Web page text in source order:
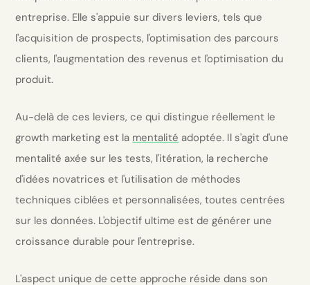
entreprise. Elle s'appuie sur divers leviers, tels que
l'acquisition de prospects, l'optimisation des parcours
clients, l'augmentation des revenus et l'optimisation du
produit.
Au-delà de ces leviers, ce qui distingue réellement le
growth marketing est la mentalité adoptée. Il s'agit d'une
mentalité axée sur les tests, l'itération, la recherche
d'idées novatrices et l'utilisation de méthodes
techniques ciblées et personnalisées, toutes centrées
sur les données. L'objectif ultime est de générer une
croissance durable pour l'entreprise.
L'aspect unique de cette approche réside dans son